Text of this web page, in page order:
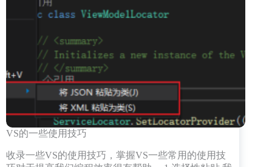
VS的一些使用技巧
收录一些VS的使用技巧，掌握VS一些常用的使用技